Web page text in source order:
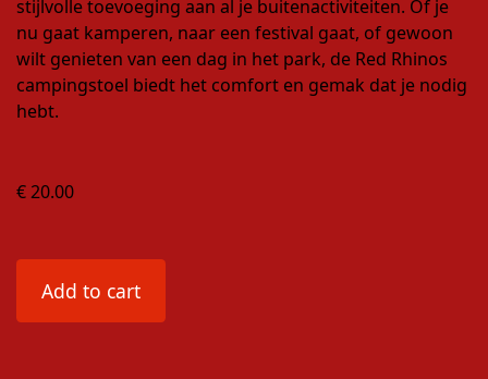
stijlvolle toevoeging aan al je buitenactiviteiten. Of je
nu gaat kamperen, naar een festival gaat, of gewoon
wilt genieten van een dag in het park, de Red Rhinos
campingstoel biedt het comfort en gemak dat je nodig
hebt.
€ 20.00
Add to cart